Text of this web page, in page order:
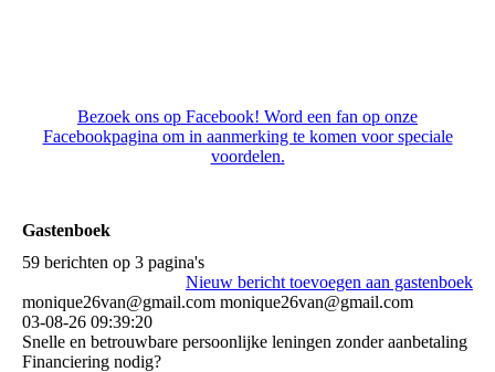
Bezoek ons op Facebook! Word een fan op onze
Facebookpagina om in aanmerking te komen voor speciale
voordelen.
Gastenboek
59 berichten op 3 pagina's
Nieuw bericht toevoegen aan gastenboek
monique26van@gmail.com monique26van@gmail.com
03-08-26 09:39:20
Snelle en betrouwbare persoonlijke leningen zonder aanbetaling
Financiering nodig?